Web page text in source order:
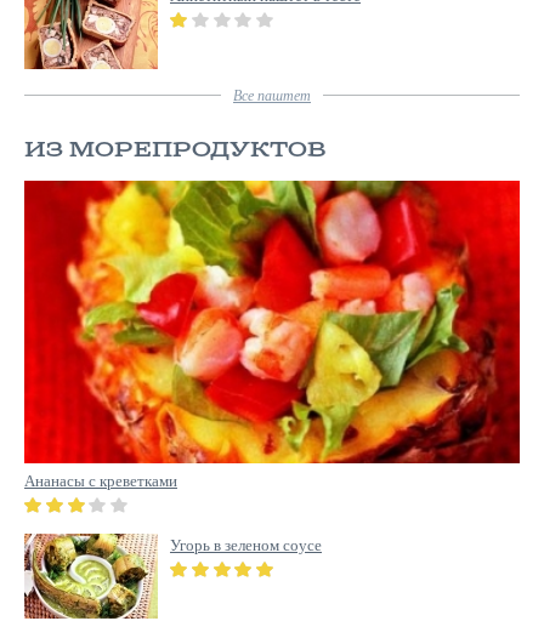
Всепаштет
ИЗ МОРЕПРОДУКТОВ
Ананасы с креветками
Угорь в зеленом соусе